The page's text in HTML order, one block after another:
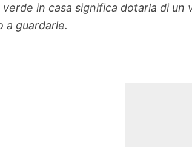
for:
verde in casa significa dotarla di
a guardarle.